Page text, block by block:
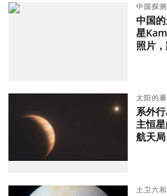
中国探
中国
星
照片
太阳的
系外
主恒
航天
土卫六